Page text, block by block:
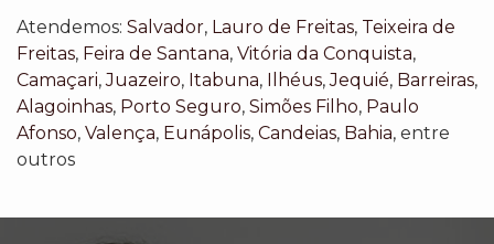
Atendemos: Salvador, Lauro de Freitas, Teixeira de
Freitas, Feira de Santana, Vitória da Conquista,
Camaçari,Juazeiro, Itabuna, Ilhéus,Jequié, Barreiras,
Alagoinhas, Porto Seguro, Simões Filho, Paulo
Afonso, Valença, Eunápolis, Candeias, Bahia, entre
outros